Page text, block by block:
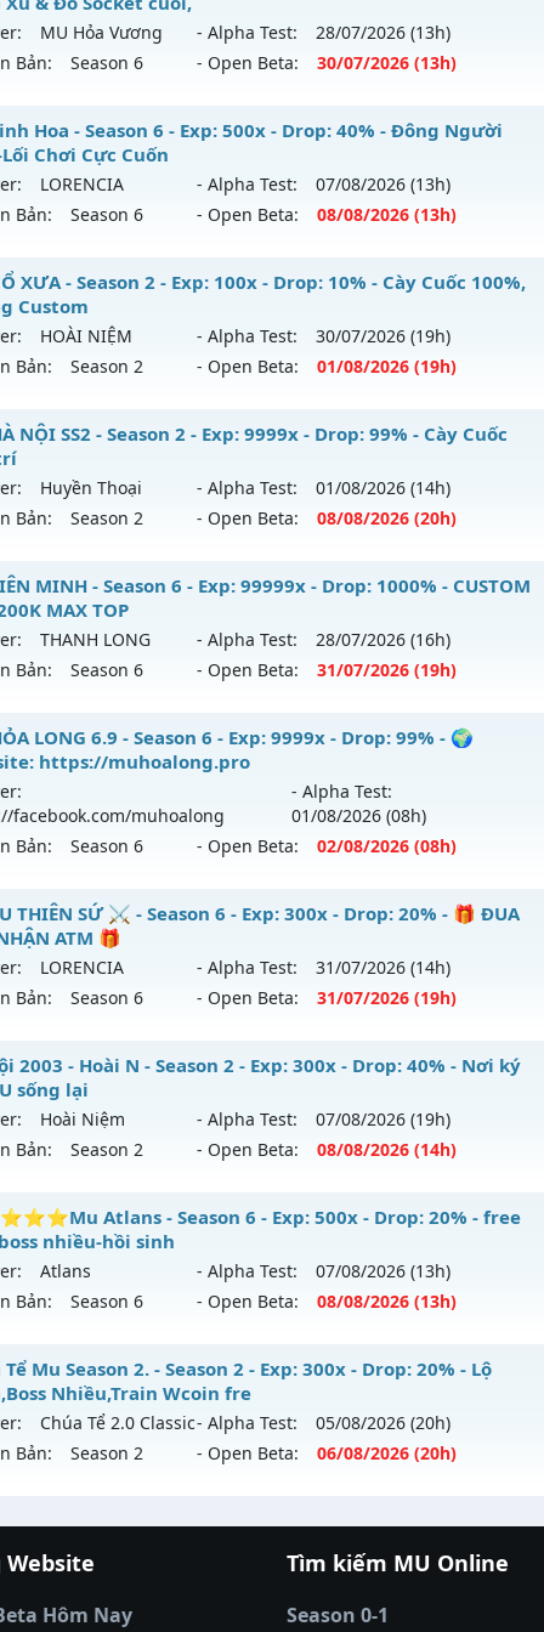
MU Hỏa Vương - Alpha Test: 28/07/2026 (13h)
Bản:
Season 6 - Open Beta: 30/07/2026 (13h)
Hỏa Vương - Săn Boss nhận Xu & Đồ Socket cuối,
mới ra tháng 07 2026 - Mở máy chủMU Hỏa Vương
vào
200x - Drop: 30%
loại: Mu Nguyên bản Webzen
VietGuard
Hoa - Season 6 - Exp: 500x - Drop: 40% - Đông Người
Chơi Cực Cuốn
LORENCIA - Alpha Test: 07/08/2026 (13h)
Bản:
Season 6 - Open Beta: 08/08/2026 (13h)
Tinh Hoa - Đông Người Chơi-Lối Chơi Cực Cuốn
mới ra tháng 08 2026 - Mở máy chủLORENCIA vào 13h
500x - Drop: 40%
loại: Mu Nguyên bản Webzen
Anti Vip
XƯA - Season 2 - Exp: 100x - Drop: 10% - Cày Cuốc 100%,
Custom
HOÀI NIỆM - Alpha Test: 30/07/2026 (19h)
Bản:
Season 2 - Open Beta: 01/08/2026 (19h)
CỔ XƯA - Cày Cuốc 100%, Không Custom
mới ra tháng 08 2026 - Mở máy chủHOÀI NIỆM vào 19h
100x - Drop: 10%
loại: Mu Nguyên bản Webzen
Phiên bản mới nhất
NỘI SS2 - Season 2 - Exp: 9999x - Drop: 99% - Cày Cuốc
Huyền Thoại - Alpha Test: 01/08/2026 (14h)
Bản:
Season 2 - Open Beta: 08/08/2026 (20h)
HÀ NỘI SS2 - Cày Cuốc giải trí
mới ra tháng 08 2026 - Mở máy chủHuyền Thoại
9999x - Drop: 99%
loại: Mu Nguyên bản Webzen
ugk
MINH - Season 6 - Exp: 99999x - Drop: 1000% - CUSTOM
MAX TOP
THANH LONG - Alpha Test: 28/07/2026 (16h)
Bản:
Season 6 - Open Beta: 31/07/2026 (19h)
LIÊN MINH - CUSTOM 6.15 200K MAX TOP
mới ra tháng 07 2026 - Mở máy chủ
THANH LONG
99999x - Drop: 1000%
loại: Mu Custom thêm đồ mới
BDC
LONG 6.9 - Season 6 - Exp: 9999x - Drop: 99% - 🌍
https://muhoalong.pro
facebook.com/muhoalong
- Alpha Test:
01/08/2026 (08h)
Bản:
Season 6 - Open Beta: 02/08/2026 (08h)
LONG 6.9 - 🌍 Website: https://muhoalong.pro
ra tháng 08 2026 - Mở máy chủ https://facebook.com/
02/08/2626
Non Reset
Mu Nguyên bản Webzen
XShield
THIÊN SỨ ⚔️ - Season 6 - Exp: 300x - Drop: 20% - 🎁 ĐUA
ATM 🎁
LORENCIA - Alpha Test: 31/07/2026 (14h)
Bản:
Season 6 - Open Beta: 31/07/2026 (19h)
THIÊN SỨ ⚔️ - 🎁 ĐUA TOP NHẬN ATM 🎁
mới ra tháng 07 2026 - Mở máy chủLORENCIA vào 19h
300x - Drop: 20%
loại: Mu Nguyên bản Webzen
BDCAM
2003 - Hoài N - Season 2 - Exp: 300x - Drop: 40% - Nơi ký
sống lại
Hoài Niệm - Alpha Test: 07/08/2026 (19h)
Bản:
Season 2 - Open Beta: 08/08/2026 (14h)
Nội 2003 - Hoài N - Nơi ký ức MU sống lại
mới ra tháng 08 2026 - Mở máy chủHoài Niệm vào 14h
300x - Drop: 40%
loại: Mu Custom thêm đồ mới
UKG
Atlans - Season 6 - Exp: 500x - Drop: 20% - free
nhiều-hồi sinh
Atlans - Alpha Test: 07/08/2026 (13h)
Bản:
Season 6 - Open Beta: 08/08/2026 (13h)
Atlans - free 99%,boss nhiều-hồi sinh
mới ra tháng 08 2026 - Mở máy chủAtlans vào 13h ngày
500x - Drop: 20%
Tể Mu Season 2. - Season 2 - Exp: 300x - Drop: 20% - Lộ
Nhiều,Train Wcoin fre
Chúa Tể 2.0 Classic- Alpha Test: 05/08/2026 (20h)
Bản:
Season 2 - Open Beta: 06/08/2026 (20h)
Tể Mu Season 2. - Lộ trình,Boss Nhiều,Train Wcoin fre
mới ra tháng 08 2026 - Mở máy chủChúa Tể 2.0 Classic
đổi thưởng |789club |789club
đá trực tiếp colatv trực tiếp bóng đá
Website
Hôm Nay
Tìm kiếm MU Online
Season 0-1